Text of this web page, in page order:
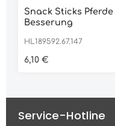
Snack Sticks
Besserung
HL189592.67.147
Regulärer Preis:
6,10 €
Service-Hotline